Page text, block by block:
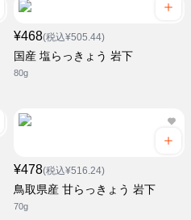
¥468(税込¥505.44)
国産 塩らっきょう 岩下
80g
¥478(税込¥516.24)
鳥取県産 甘らっきょう 岩下
70g